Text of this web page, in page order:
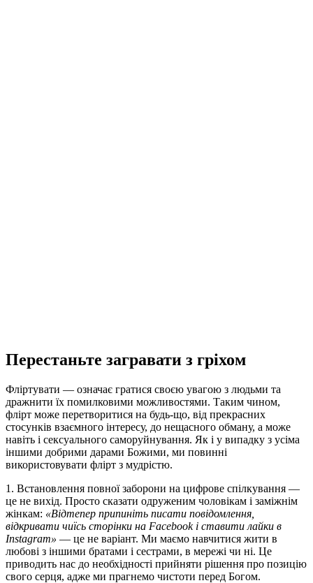
Перестаньте загравати з гріхом
Фліртувати — означає гратися своєю увагою з людьми та
дражнити їх помилковими можливостями. Таким чином,
флірт може перетворитися на будь-що, від прекрасних
стосунків взаємного інтересу, до нещасного обману, а може
навіть і сексуального саморуйнування. Як і у випадку з усіма
іншими добрими дарами Божими, ми повинні
використовувати флірт з мудрістю.
1. Встановлення повної заборони на цифрове спілкування —
це не вихід. Просто сказати одруженим чоловікам і заміжнім
жінкам: «Відтепер припиніть писати повідомлення,
відкривати чиїсь сторінки на Facebook і ставити лайки в
Instagram» — це не варіант. Ми маємо навчитися жити в
любові з іншими братами і сестрами, в мережі чи ні. Це
приводить нас до необхідності прийняти рішення про позицію
свого серця, адже ми прагнемо чистоти перед Богом.